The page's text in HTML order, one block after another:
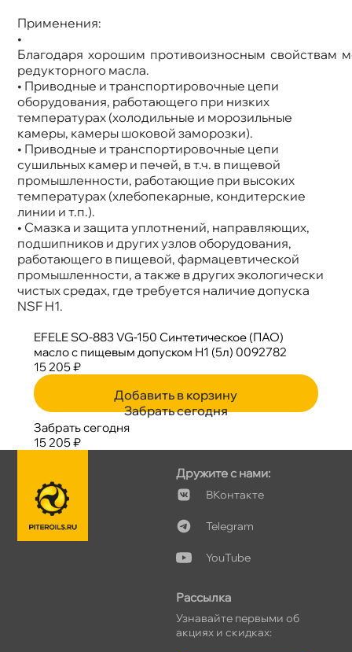
Применения:
•
Благодаря хорошим противоизносным свойствам
редукторного масла.
• Приводные и транспортировочные цепи
оборудования, работающего при низких
температурах (холодильные и морозильные
камеры, камеры шоковой заморозки).
• Приводные и транспортировочные цепи
сушильных камер и печей, в т.ч. в пищевой
промышленности, работающие при высоких
температурах (хлебопекарные, кондитерские
линии и т.п.).
• Смазка и защита уплотнений, направляющих,
подшипников и других узлов оборудования,
работающего в пищевой, фармацевтической
промышленности, а также в других экологически
чистых средах, где требуется наличие допуска
NSF H1.
EFELE SO-883 VG-150 Синтетическое (ПАО)
масло с пищевым допуском Н1 (5л) 0092782
15 205 ₽
Добавить в корзину
Забрать сегодня
Забрать сегодня
15 205 ₽
Дружите с нами:
Контакте
Telegram
YouTube
Рассылка
Узнавайте первыми о
акциях и скидках: